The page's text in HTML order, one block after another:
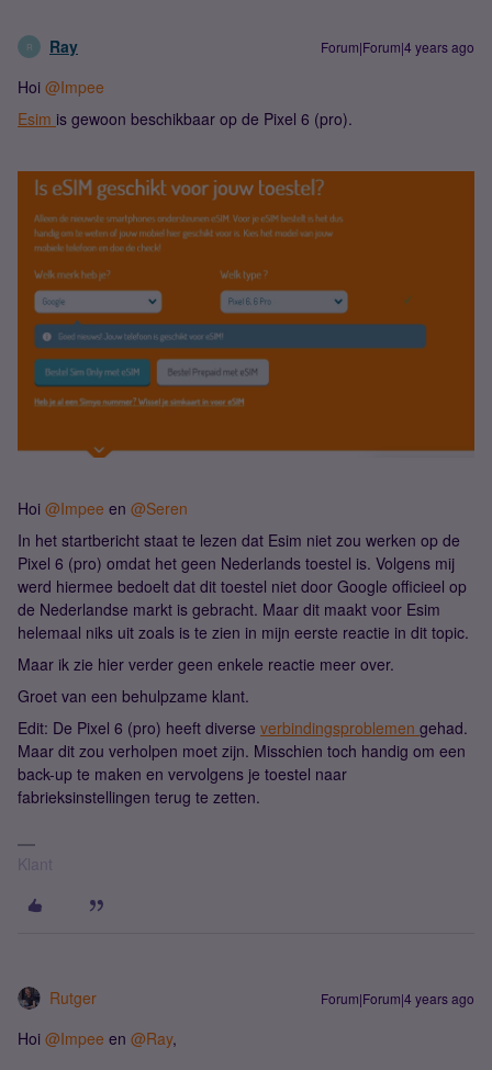
R Ray Forum|Forum|4 years ago
Hoi @Impee
Esim is gewoon beschikbaar op de Pixel 6 (pro).
Hoi @Impee en @Seren
In het startbericht staat te lezen dat Esim niet zou werken op de
Pixel 6 (pro) omdat het geen Nederlands toestel is. Volgens mij
werd hiermee bedoelt dat dit toestel niet door Google officieel op
de Nederlandse markt is gebracht. Maar dit maakt voor Esim
helemaal niks uit zoals is te zien in mijn eerste reactie in dit topic.
Maar ik zie hier verder geen enkele reactie meer over.
Groet van een behulpzame klant.
Edit: De Pixel 6 (pro) heeft diverse verbindingsproblemen gehad.
Maar dit zou verholpen moet zijn. Misschien toch handig om een
back-up te maken en vervolgens je toestel naar
fabrieksinstellingen terug te zetten.
Klant
Rutger Forum|Forum|4 years ago
Hoi @Impee en @Ray,